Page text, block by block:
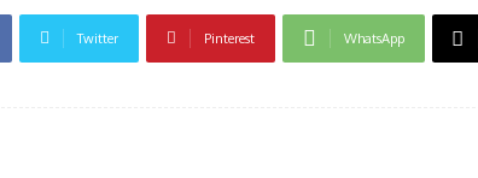
Twitter Pinterest WhatsApp